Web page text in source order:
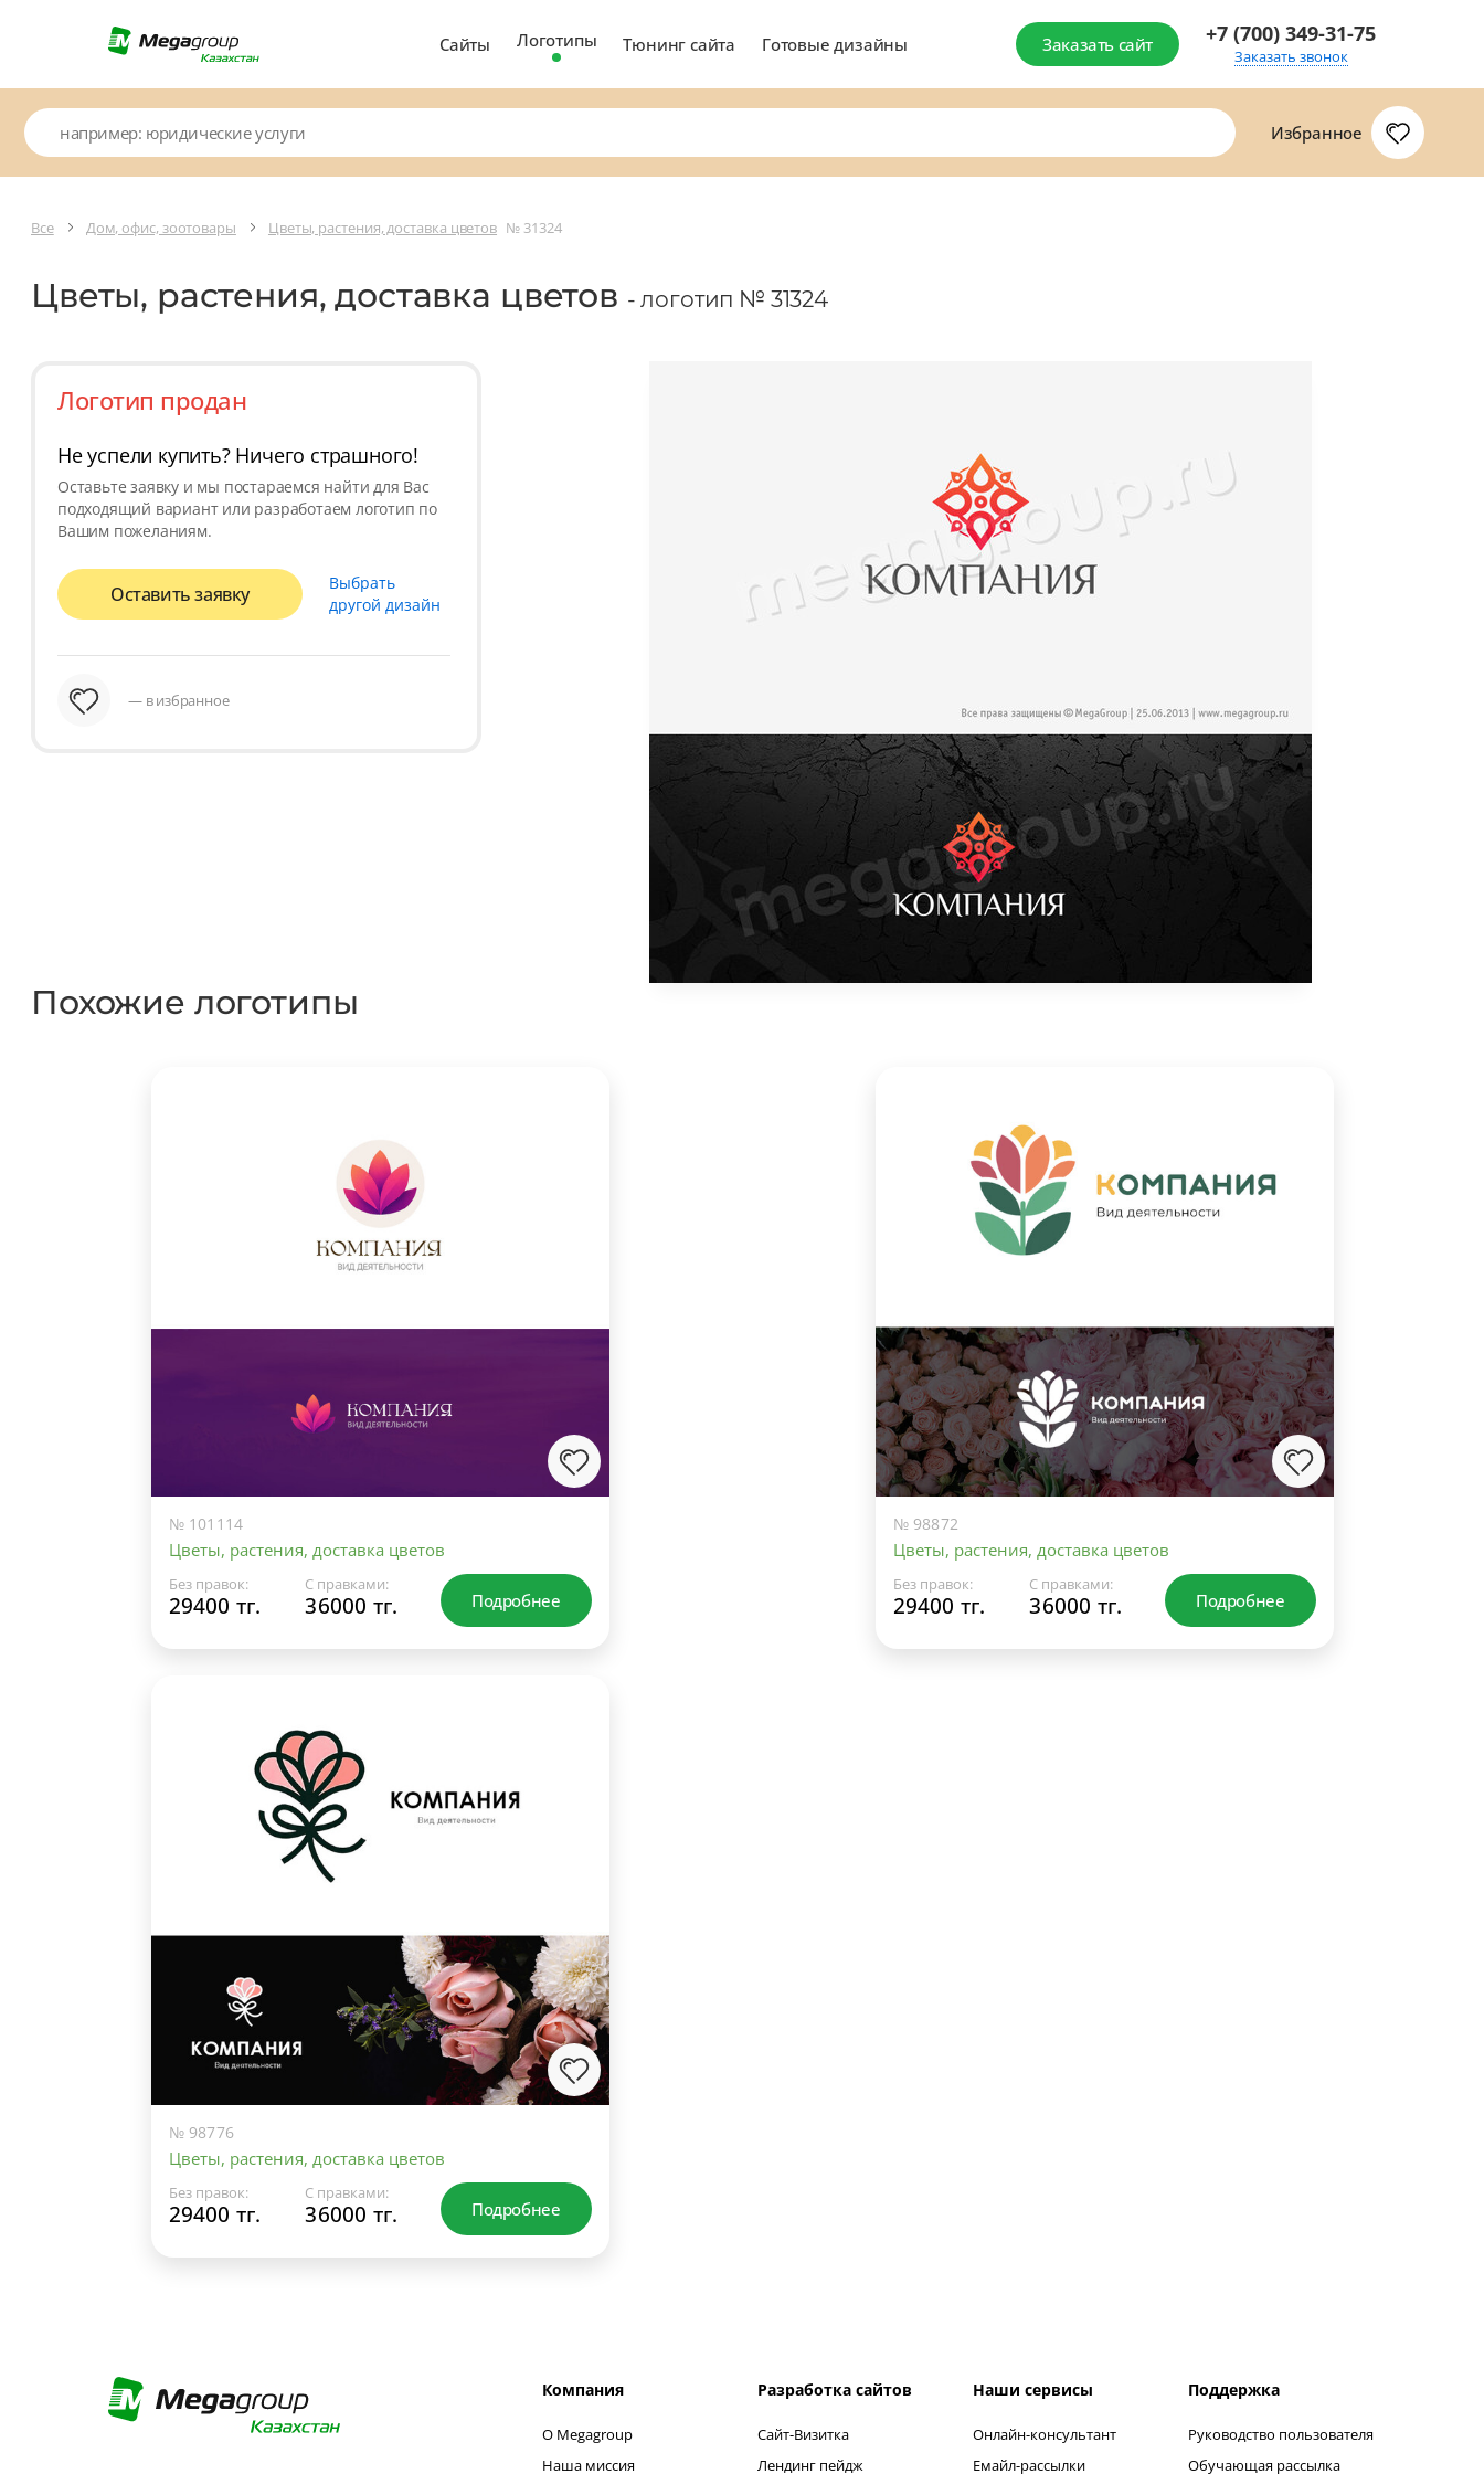
Сайты Логотипы Тюнинг сайта Готовые дизайны Заказать сайт +7 (700) 349-31-75
Заказать звонок
Избранное
Все Дом, офис, зоотовары Цветы, растения, доставка цветов № 31324
Цветы, растения, доставка цветов - логотип № 31324
Логотип продан
Не успели купить? Ничего страшного!
Оставьте заявку и мы постараемся найти для Вас
подходящий вариант или разработаем логотип по
Вашим пожеланиям.
Оставить заявку
Выбрать
другой дизайн
— в избранное
Похожие логотипы
№ 101114
Цветы, растения, доставка цветов
Без правок:
29400 тг.
С правками:
36000 тг. Подробнее
№ 98872
Цветы, растения, доставка цветов
Без правок:
29400 тг.
С правками:
36000 тг. Подробнее
№ 98776
Цветы, растения, доставка цветов
Без правок:
29400 тг.
С правками:
36000 тг. Подробнее
Компания
О Megagroup
Наша миссия
Разработка сайтов
Сайт-Визитка
Лендинг пейдж
Наши сервисы
Онлайн-консультант
Емайл-рассылки
Поддержка
Руководство пользователя
Обучающая рассылка